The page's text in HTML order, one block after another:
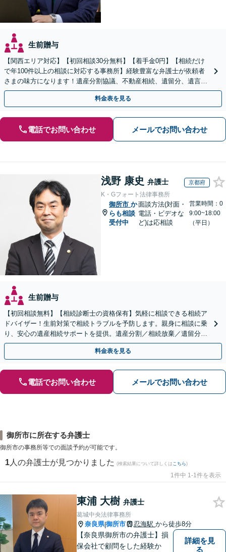
生前贈与
【関西エリア対応】【初回相談30分無料】【着手金0円】【相続だけ
で年100件以上の相談に対応する事務所】経験豊富な弁護士が依頼者
さまの味方になります！遺産分割協議、不動産相続、遺留分、遺言書
の作成など【烏丸御池駅7分】
料金表を見る
電話でお問い合わせ メールでお問い合わせ
浅野 康史 弁護士 京都府
K・Gフォート法律事務所
御所市 か
らも相談
受付中
面談方法(対面・
電話・ビデオな
ど)は応相談
営業時間：0
9:00~18:00
（平日）
生前贈与
【初回相談無料】【相続診断士の資格保有】気軽に相談できる相続ア
ドバイザー！生前対策で相続トラブルを予防します。親身に相談に乗
り、安心の遺産相続サポートを提供。遺産分割／相続放棄／遺留分も
お任せ！【出張サポート】【完全個室】【丸太町駅6分】
料金表を見る
電話でお問い合わせ メールでお問い合わせ
御所市に所在する弁護士
御所市の事務所等での面談予約が可能です。
1 人の弁護士が見つかりました (検索結果について詳しくは こちら)
1件中 1-1件を表示
東浦 大樹 弁護士
葛城中央法律事務所
奈良県|御所市 忍海駅 から徒歩8分
【奈良県御所市の弁護士】損
保会社で顧問をした経験か
詳細を見
る